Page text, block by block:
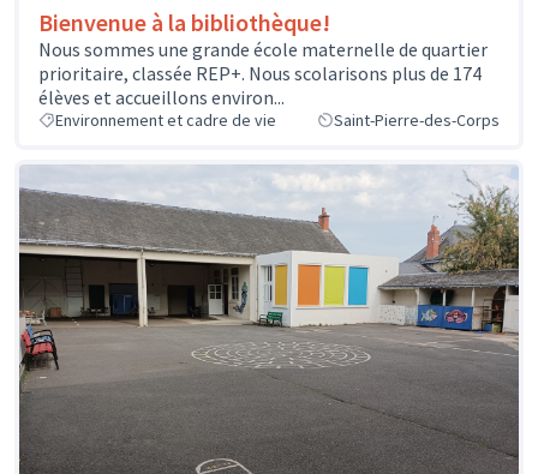
Bienvenue à la bibliothèque!
Nous sommes une grande école maternelle de quartier
prioritaire, classée REP+. Nous scolarisons plus de 174
élèves et accueillons environ...
Environnement et cadre de vie Saint-Pierre-des-Corps